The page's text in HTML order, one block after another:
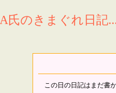
A氏のきまぐれ日記
この日の日記はまだ書